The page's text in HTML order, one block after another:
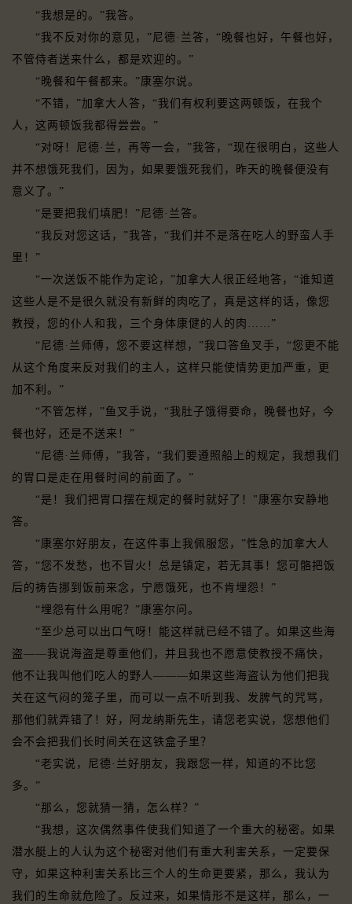
“我想是的。”我答。
“我不反对你的意见，”尼德·兰答，“晚餐也好，午餐也好，
不管侍者送来什么，都是欢迎的。”
“晚餐和午餐都来。”康塞尔说。
“不错，”加拿大人答，“我们有权利要这两顿饭，在我个
人，这两顿饭我都得尝尝。”
“对呀！尼德·兰，再等一会，”我答，“现在很明白，这些人
并不想饿死我们，因为，如果要饿死我们，昨天的晚餐便没有
意义了。”
“是要把我们填肥！”尼德·兰答。
“我反对您这话，”我答，“我们并不是落在吃人的野蛮人手
里！”
“一次送饭不能作为定论，”加拿大人很正经地答，“谁知道
这些人是不是很久就没有新鲜的肉吃了，真是这样的话，像您
教授，您的仆人和我，三个身体康健的人的肉……”
“尼德·兰师傅，您不要这样想，”我口答鱼叉手，“您更不能
从这个角度来反对我们的主人，这样只能使情势更加严重，更
加不利。”
“不管怎样，”鱼叉手说，“我肚子饿得要命，晚餐也好，今
餐也好，还是不送来！”
“尼德·兰师傅，”我答，“我们要遵照船上的规定，我想我们
的胃口是走在用餐时间的前面了。”
“是！我们把胃口摆在规定的餐时就好了！"康塞尔安静地
答。
“康塞尔好朋友，在这件事上我佩服您，”性急的加拿大人
答，“您不发愁，也不冒火！总是镇定，若无其事！您可骼把饭
后的祷告挪到饭前来念，宁愿饿死，也不肯埋怨！”
“埋怨有什么用呢？”康塞尔问。
“至少总可以出口气呀！能这样就已经不错了。如果这些海
盗——我说海盗是尊重他们，并且我也不愿意使教授不痛快，
他不让我叫他们吃人的野人———如果这些海盗认为他们把我
关在这气闷的笼子里，而可以一点不听到我、发脾气的咒骂，
那他们就弄错了！好，阿龙纳斯先生，请您老实说，您想他们
会不会把我们长时间关在这铁盒子里？
“老实说，尼德·兰好朋友，我跟您一样，知道的不比您
多。”
“那么，您就猜一猜，怎么样？”
“我想，这次偶然事件使我们知道了一个重大的秘密。如果
潜水艇上的人认为这个秘密对他们有重大利害关系，一定要保
守，如果这种利害关系比三个人的生命更要紧，那么，我认为
我们的生命就危险了。反过来，如果情形不是这样，那么，一